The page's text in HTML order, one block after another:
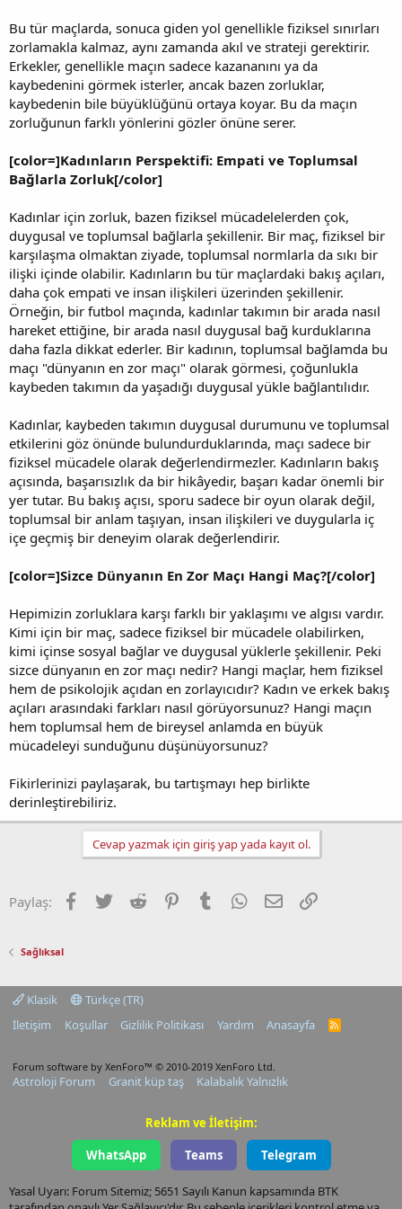
Bu tür maçlarda, sonuca giden yol genellikle fiziksel sınırları
zorlamakla kalmaz, aynı zamanda akıl ve strateji gerektirir.
Erkekler, genellikle maçın sadece kazananını ya da
kaybedenini görmek isterler, ancak bazen zorluklar,
kaybedenin bile büyüklüğünü ortaya koyar. Bu da maçın
zorluğunun farklı yönlerini gözler önüne serer.
[color=]Kadınların Perspektifi: Empati ve Toplumsal
Bağlarla Zorluk[/color]
Kadınlar için zorluk, bazen fiziksel mücadelelerden çok,
duygusal ve toplumsal bağlarla şekillenir. Bir maç, fiziksel bir
karşılaşma olmaktan ziyade, toplumsal normlarla da sıkı bir
ilişki içinde olabilir. Kadınların bu tür maçlardaki bakış açıları,
daha çok empati ve insan ilişkileri üzerinden şekillenir.
Örneğin, bir futbol maçında, kadınlar takımın bir arada nasıl
hareket ettiğine, bir arada nasıl duygusal bağ kurduklarına
daha fazla dikkat ederler. Bir kadının, toplumsal bağlamda bu
maçı "dünyanın en zor maçı" olarak görmesi, çoğunlukla
kaybeden takımın da yaşadığı duygusal yükle bağlantılıdır.
Kadınlar, kaybeden takımın duygusal durumunu ve toplumsal
etkilerini göz önünde bulundurduklarında, maçı sadece bir
fiziksel mücadele olarak değerlendirmezler. Kadınların bakış
açısında, başarısızlık da bir hikâyedir, başarı kadar önemli bir
yer tutar. Bu bakış açısı, sporu sadece bir oyun olarak değil,
toplumsal bir anlam taşıyan, insan ilişkileri ve duygularla iç
içe geçmiş bir deneyim olarak değerlendirir.
[color=]Sizce Dünyanın En Zor Maçı Hangi Maç?[/color]
Hepimizin zorluklara karşı farklı bir yaklaşımı ve algısı vardır.
Kimi için bir maç, sadece fiziksel bir mücadele olabilirken,
kimi içinse sosyal bağlar ve duygusal yüklerle şekillenir. Peki
sizce dünyanın en zor maçı nedir? Hangi maçlar, hem fiziksel
hem de psikolojik açıdan en zorlayıcıdır? Kadın ve erkek bakış
açıları arasındaki farkları nasıl görüyorsunuz? Hangi maçın
hem toplumsal hem de bireysel anlamda en büyük
mücadeleyi sunduğunu düşünüyorsunuz?
Fikirlerinizi paylaşarak, bu tartışmayı hep birlikte
derinleştirebiliriz.
Cevap yazmak için giriş yap yada kayıt ol.
Paylaş: Facebook
TwitterReddit PinterestTumblrWhatsApp
E-postaLink
Sağlıksal
Klasik
Türkçe (TR)
İletişim
Koşullar Gizlilik Politikası Yardım Anasayfa
R
Forum software by XenForo™ © 2010-2019 XenForo Ltd.
Astroloji Forum Granit küp taş Kalabalık Yalnızlık
Reklam ve İletişim:
WhatsApp
Teams Telegram
Yasal Uyarı: Forum Sitemiz; 5651 Sayılı Kanun kapsamında BTK